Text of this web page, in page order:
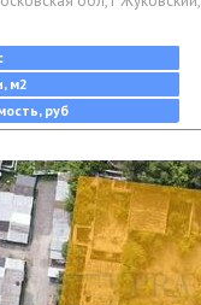
м2
руб